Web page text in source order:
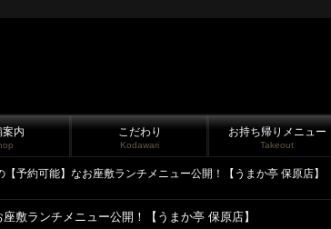
案内 こだわり
Kodawari
お持ち帰りメニュー
Takeout
【予約可能】なお座敷ランチメニュー公開！【うまか亭 保原店】
敷ランチメニュー公開！【うまか亭 保原店】